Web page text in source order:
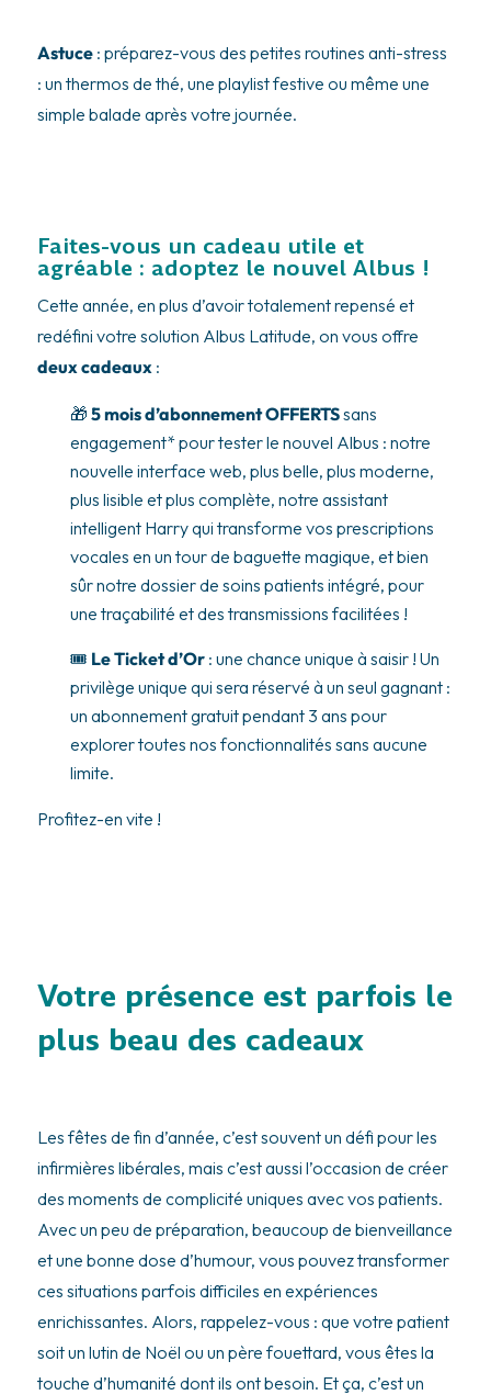
Astuce : préparez-vous des petites routines anti-stress
: un thermos de thé, une playlist festive ou même une
simple balade après votre journée.
Faites-vous un cadeau utile et
agréable : adoptez le nouvel Albus !
Cette année, en plus d’avoir totalement repensé et
redéfini votre solution Albus Latitude, on vous offre
deux cadeaux:
🎁 5 mois d’abonnement OFFERTSsans
engagement* pour tester le nouvel Albus : notre
nouvelle interface web, plus belle, plus moderne,
plus lisible et plus complète, notre assistant
intelligent Harry qui transforme vos prescriptions
vocales en un tour de baguette magique, et bien
sûr notre dossier de soins patients intégré, pour
une traçabilité et des transmissions facilitées !
🎟️ Le Ticket d’Or: une chance unique à saisir ! Un
privilège unique qui sera réservé à un seul gagnant :
un abonnement gratuit pendant 3 ans pour
explorer toutes nos fonctionnalités sans aucune
limite.
Profitez-en vite !
Votre présence est parfois le
plus beau des cadeaux
Les fêtes de fin d’année, c’est souvent un défi pour les
infirmières libérales, mais c’est aussi l’occasion de créer
des moments de complicité uniques avec vos patients.
Avec un peu de préparation, beaucoup de bienveillance
et une bonne dose d’humour, vous pouvez transformer
ces situations parfois difficiles en expériences
enrichissantes. Alors, rappelez-vous : que votre patient
soit un lutin de Noël ou un père fouettard, vous êtes la
touche d’humanité dont ils ont besoin. Et ça, c’est un